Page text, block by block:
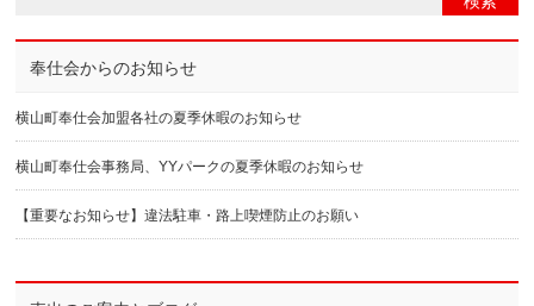
奉仕会からのお知らせ
横山町奉仕会加盟各社の夏季休暇のお知らせ
横山町奉仕会事務局、YYパークの夏季休暇のお知らせ
【重要なお知らせ】違法駐車・路上喫煙防止のお願い